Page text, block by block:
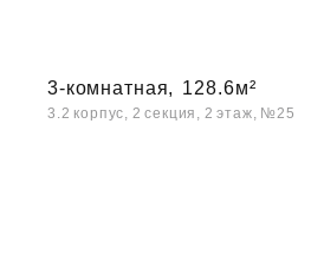
3-комнатная, 128.6м²
3.2 корпус, 2 секция, 2 этаж, №25